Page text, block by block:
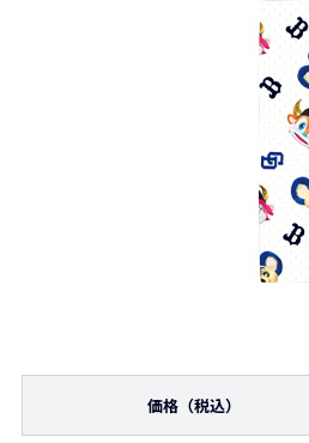
価格 （税込）